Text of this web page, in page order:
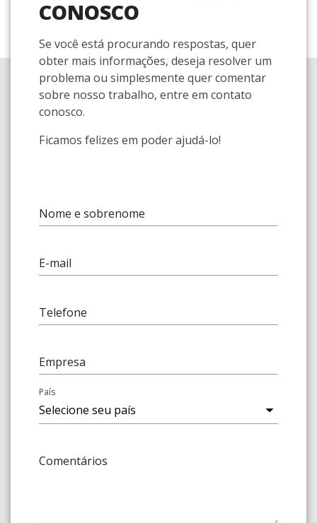
CONOSCO
Se você está procurando respostas, quer
obter mais informações, deseja resolver um
problema ou simplesmente quer comentar
sobre nosso trabalho, entre em contato
conosco.
Ficamos felizes em poder ajudá-lo!
Nome e sobrenome
E-mail
Telefone
Empresa
País
Comentários